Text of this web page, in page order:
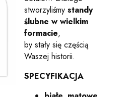
stworzyliśmy standy
ślubne w wielkim
formacie,
by stały się częścią
Waszej historii.
SPECYFIKACJA